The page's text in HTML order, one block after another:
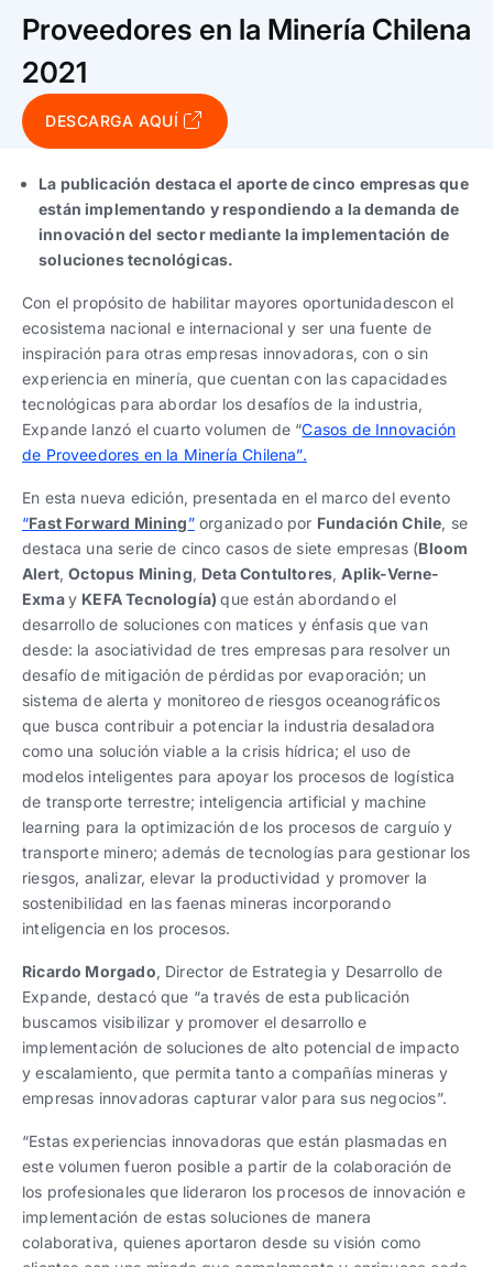
Ver todo
Español|English
progresivos de gestión
Ver todos
Español|English
Español
Español
Proveedores en la Minería Chilena
2021
DESCARGA AQUÍ
La publicación destaca el aporte de cinco empresas que
están implementando y respondiendo a la demanda de
innovación del sector mediante la implementación de
soluciones tecnológicas.
Con el propósito de habilitar mayores oportunidadescon el
ecosistema nacional e internacional y ser una fuente de
inspiración para otras empresas innovadoras, con o sin
experiencia en minería, que cuentan con las capacidades
tecnológicas para abordar los desafíos de la industria,
Expande lanzó el cuarto volumen de “Casos de Innovación
de Proveedores en la Minería Chilena”.
En esta nueva edición, presentada en el marco del evento
“Fast Forward Mining”organizado por Fundación Chile, se
destaca una serie de cinco casos de siete empresas (Bloom
Alert,Octopus Mining, Deta Contultores,Aplik-Verne-
Exmay KEFA Tecnología)que están abordando el
desarrollo de soluciones con matices y énfasis que van
desde: la asociatividad de tres empresas para resolver un
desafío de mitigación de pérdidas por evaporación; un
sistema de alerta y monitoreo de riesgos oceanográficos
que busca contribuir a potenciar la industria desaladora
como una solución viable a la crisis hídrica; el uso de
modelos inteligentes para apoyar los procesos de logística
de transporte terrestre; inteligencia artificial y machine
learning para la optimización de los procesos de carguío y
transporte minero; además de tecnologías para gestionar los
riesgos, analizar, elevar la productividad y promover la
sostenibilidad en las faenas mineras incorporando
inteligencia en los procesos.
Ricardo Morgado, Director de Estrategia y Desarrollo de
Expande, destacó que “a través de esta publicación
buscamos visibilizar y promover el desarrollo e
implementación de soluciones de alto potencial de impacto
y escalamiento, que permita tanto a compañías mineras y
empresas innovadoras capturar valor para sus negocios”.
“Estas experiencias innovadoras que están plasmadas en
este volumen fueron posible a partir de la colaboración de
los profesionales que lideraron los procesos de innovación e
implementación de estas soluciones de manera
colaborativa, quienes aportaron desde su visión como